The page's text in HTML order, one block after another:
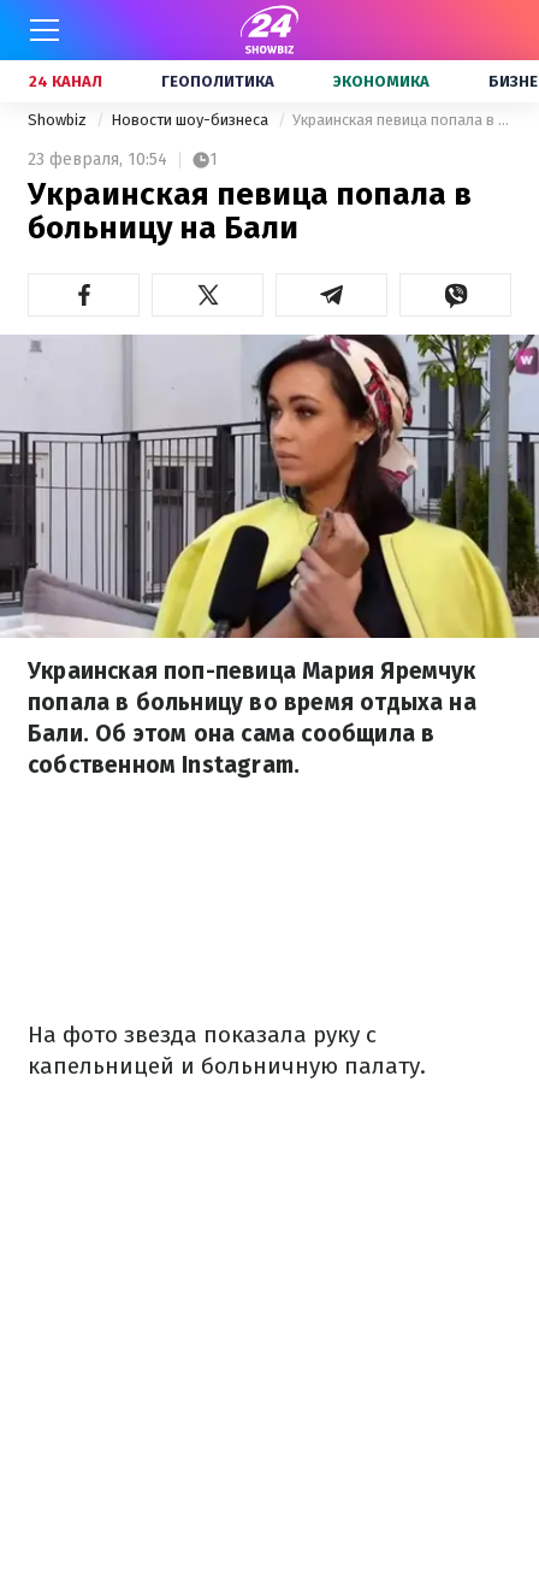
24 КАНАЛ ГЕОПОЛИТИКА ЭКОНОМИКА
Showbiz Новости шоу-бизнеса Украинская певица попала в больницу на Бали
23 февраля, 10:54 1
Украинская певица попала в
больницу на Бали
Украинская поп-певица Мария Яремчук
попала в больницу во время отдыха на
Бали. Об этом она сама сообщила в
собственном Іnstagram.
На фото звезда показала руку с
капельницей и больничную палату.